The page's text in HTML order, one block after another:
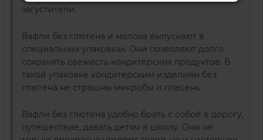
загустители.
Вафли без глютена и молока выпускают в
специальных упаковках. Они позволяют долго
сохранять свежесть кондитерских продуктов. В
такой упаковке кондитерским изделиям без
глютена не страшны микробы и плесень.
Вафли без глютена удобно брать с собой в дорогу,
путешествие, давать детям в школу. Они не